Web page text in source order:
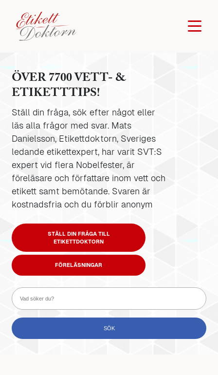
ÖVER 7700 VETT- &
ETIKETTTIPS!
Ställ din fråga, sök efter något eller
läs alla frågor med svar. Mats
Danielsson, Etikettdoktorn, Sveriges
ledande etikettexpert, har varit SVT:S
expert vid flera Nobelfester, är
föreläsare och författare inom vett och
etikett samt bemötande. Svaren är
kostnadsfria och du förblir anonym
STÄLL DIN FRÅGA TILL
ETIKETTDOKTORN
FÖRELÄSNINGAR